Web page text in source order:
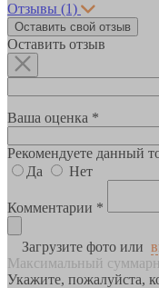
Отзывы (1)
Оставить свой отзыв
Оставить отзыв
Ваша оценка *
Рекомендуете данный
Да
Нет
Комментарии *
Загрузите фото или
Максимальный
Укажите, пожалуйста,